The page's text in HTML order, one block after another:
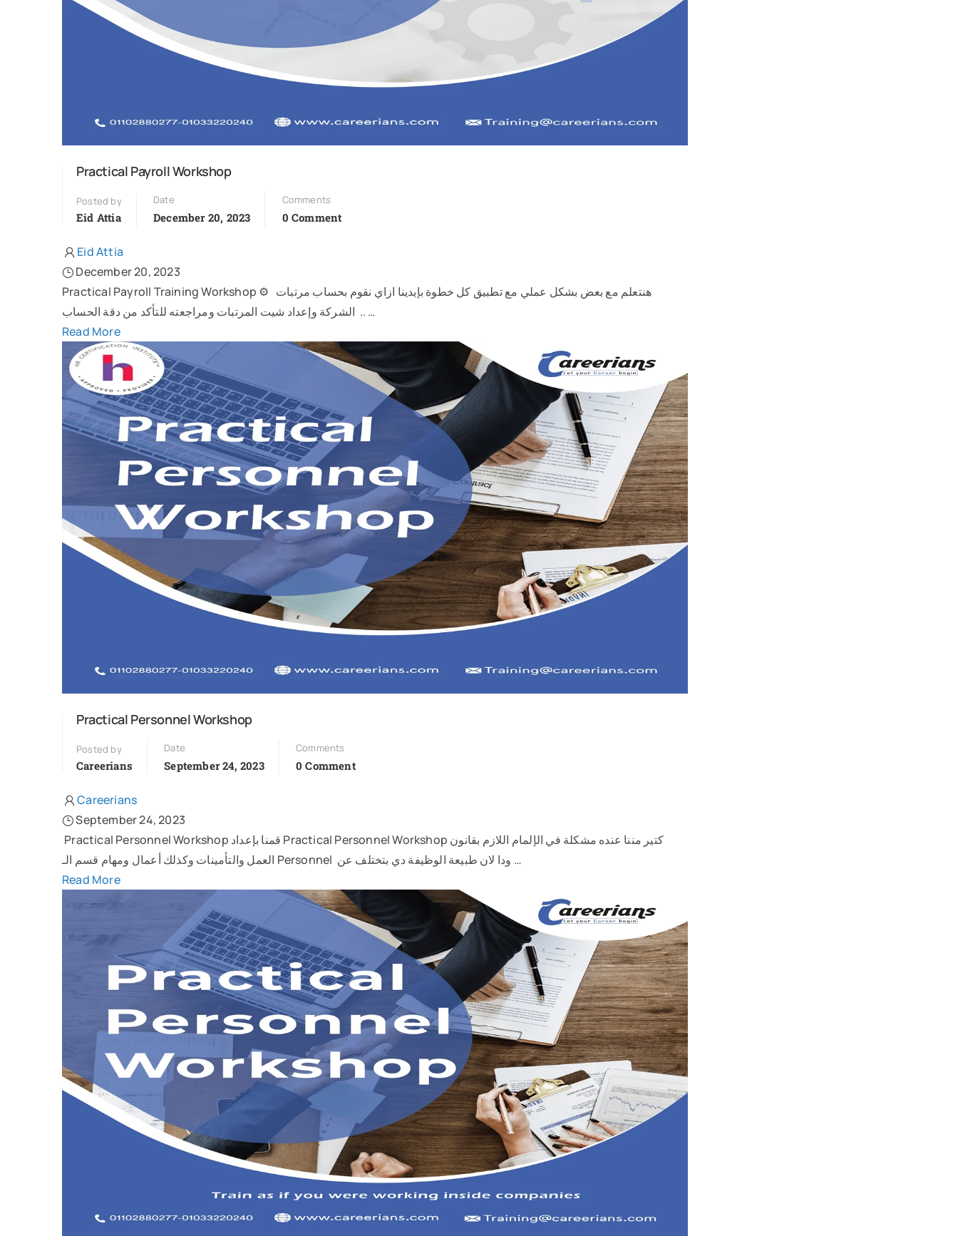
Practical Payroll Workshop
Posted by
Eid Attia
Date
December 20, 2023
Comments
0 Comment
Eid Attia
December 20, 2023
Practical Payroll Training Workshop ⚙ هنتعلم مع بعض بشكل عملي مع تطبيق كل خطوة بإيدينا ازاي نقوم بحساب مرتبات
الشركة وإعداد شيت المرتبات ومراجعته للتأكد من دقة الحساب .. …
Read More
Practical Personnel Workshop
Posted by
Careerians
Date
September 24, 2023
Comments
0 Comment
Careerians
September 24, 2023
Practical Personnel Workshop قمنا بإعداد Practical Personnel Workshop كتير مننا عنده مشكلة في الإلمام اللازم بقانون
العمل والتأمينات وكذلك أعمال ومهام قسم الـ Personnel ودا لان طبيعة الوظيفة دي بتختلف عن …
Read More